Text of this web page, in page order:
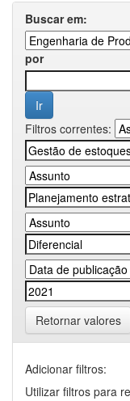
Buscar em:
por
Filtros correntes:
Retornar valores
Adicionar filtros:
Utilizar filtros para